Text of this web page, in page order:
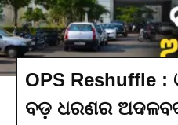
OPS Reshuffle
ବଡ଼ ଧରଣର